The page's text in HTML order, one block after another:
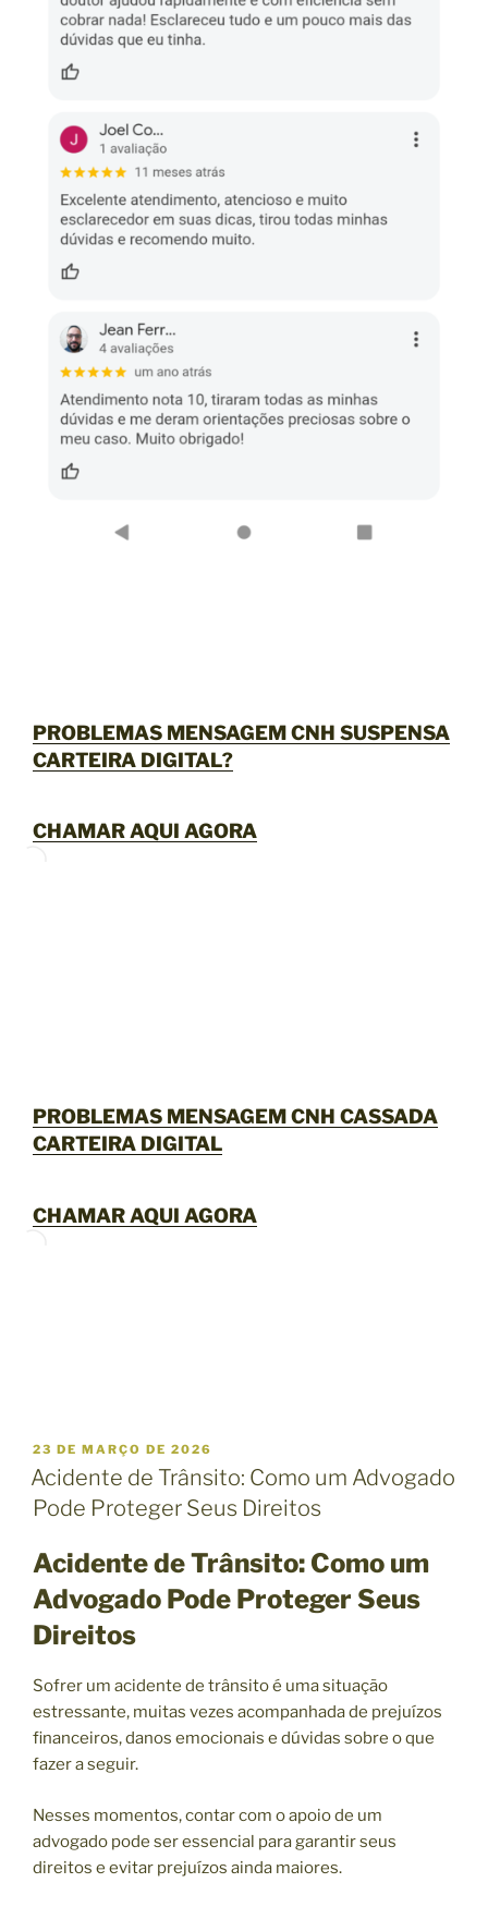
PROBLEMAS MENSAGEM CNH SUSPENSA
CARTEIRA DIGITAL?
CHAMAR AQUI AGORA
PROBLEMAS MENSAGEM CNH CASSADA
CARTEIRA DIGITAL
CHAMAR AQUI AGORA
P
U
B
L
A
D
O
E
M
23 DE MARÇO DE 2026
Acidente de Trânsito: Como um Advogado
Pode Proteger Seus Direitos
Acidente de Trânsito: Como um
Advogado Pode Proteger Seus
Direitos
Sofrer um acidente de trânsito é uma situação
estressante, muitas vezes acompanhada de prejuízos
financeiros, danos emocionais e dúvidas sobre o que
fazer a seguir.
Nesses momentos, contar com o apoio de um
advogado pode ser essencial para garantir seus
direitos e evitar prejuízos ainda maiores.